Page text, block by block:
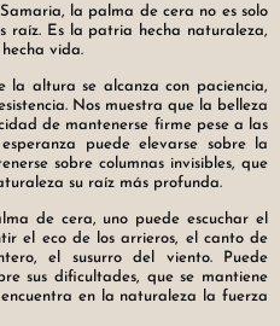
himnos
verticales. No
hay selva que
las encierre ni
viento que las
quiebre. Son
raíces que
apuntan al
cielo, memoria
vegetal que
la palma de cera no es solo
raíz. Es la patria hecha naturaleza,
vida.
la altura se alcanza con paciencia,
Nos muestra que la belleza
de mantenerse firme pese a las
puede elevarse sobre la
sobre columnas invisibles, que
su raíz más profunda.
de cera, uno puede escuchar el
el eco de los arrieros, el canto de
el susurro del viento. Puede
sus dificultades, que se mantiene
en la naturaleza la fuerza